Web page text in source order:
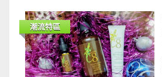
潮流特區